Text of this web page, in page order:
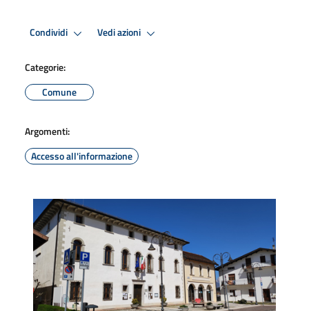
Condividi Vedi azioni
Categorie:
Comune
Argomenti:
Accesso all'informazione